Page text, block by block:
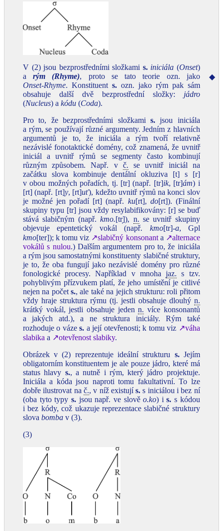
V (2) jsou bezprostředními složkami s. iniciála (Onset)
arým (Rhyme), proto se tato teorie ozn. jako
Onset‑Rhyme. Konstituent s.ozn. jako rým pak sám
obsahuje další dvě bezprostřední složky: jádro
(Nucleus) a kódu (Coda).
Pro to, že bezprostředními složkami s.jsou iniciála
a rým, se používají různé argumenty. Jedním z hlavních
argumentů je to, že iniciála a rým tvoří relativně
nezávislé fonotaktické domény, což znamená, že uvnitř
iniciál a uvnitř rýmů se segmenty často kombinují
různým způsobem. Např. v č. se uvnitř iniciál na
začátku slova kombinuje dentální okluziva [t] s [r]
v obou možných pořadích, tj. [tr] (např. [tr]ik, [tr]ám) i
[rt] (např. [rt]y, [rt]uť), kdežto uvnitř rýmů na konci slov
je možné jen pořadí [rt] (např. ku[rt], do[rt]). (Finální
skupiny typu [tr] jsou vždy resylabifikovány: [r] se buď
stává slabičným (např.kmo.[tr̩]), n. se uvnitř skupiny
objevuje epentetický vokál (např. kmo[tr]‑a, Gpl
kmo[ter]); k tomu viz ↗slabičný konsonanta ↗alternace
vokálů s nulou.) Dalším argumentem pro to, že iniciála
a rým jsou samostatnými konstituenty slabičné struktury,
je to, že oba fungují jako nezávislé domény pro různé
fonologické procesy. Například v mnohajaz. s tzv.
pohyblivým přízvukem platí, že jeho umístění je citlivé
nejen na počets., ale také na jejich strukturu: roli přitom
vždy hraje struktura rýmu (tj. jestli obsahuje dlouhý n.
krátký vokál, jestli obsahuje jedenn. více konsonantů
a jakých atd.), a ne struktura iniciály. Rým také
rozhoduje o vázes. a její otevřenosti; k tomu viz ↗váha
slabika a ↗otevřenost slabiky.
Obrázek v (2) reprezentuje ideální strukturu s.Jejím
obligatorním konstituentem je ale pouze jádro, které má
status hlavy s., a nutně i rým, který jádro projektuje.
Iniciála a kóda jsou naproti tomu fakultativní. To lze
dobře ilustrovat na č., v níž existujís. s iniciálou i bez ní
(oba tyto typy s.jsou např. ve slověo.ko) is. s kódou
i bez kódy, což ukazuje reprezentace slabičné struktury
slova bomba v (3).
(3)
◆